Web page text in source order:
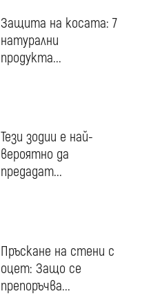
Защита на косата: 7
натурални
продукта...
Тези зодии е най-
вероятно да
предадат...
Пръскане на стени с
оцет: Защо се
препоръчва...